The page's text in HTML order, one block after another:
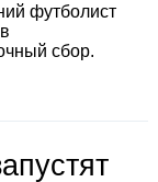
футболист
сбор.